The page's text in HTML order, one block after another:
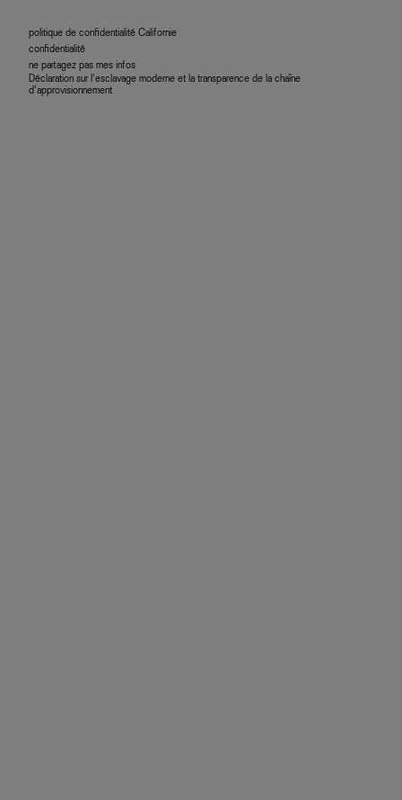
politique de confidentialité Californie
confidentialité
ne partagez pas mes infos
Déclaration sur l’esclavage moderne et la transparence de la chaîne
d’approvisionnement